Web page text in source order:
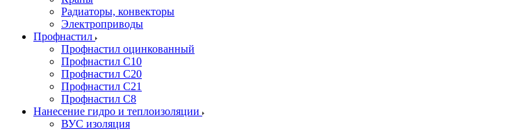
Радиаторы, конвекторы
Электроприводы
Профнастил
Профнастил оцинкованный
Профнастил С10
Профнастил С20
Профнастил С21
Профнастил С8
Нанесение гидро и теплоизоляции
ВУС изоляция